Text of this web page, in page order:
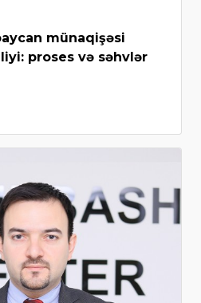
münaqişəsi
proses və səhvlər